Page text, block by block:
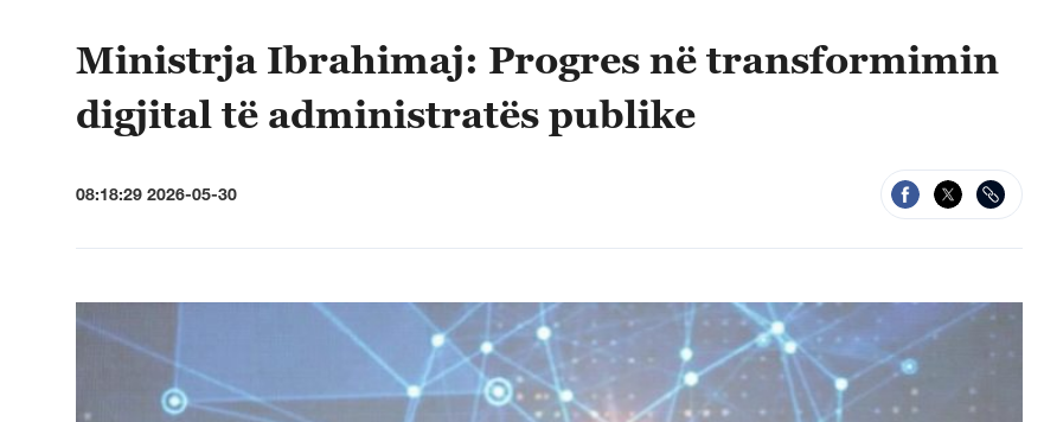
Ministrja Ibrahimaj: Progres në transformimin
digjital të administratës publike
08:18:29 2026-05-30